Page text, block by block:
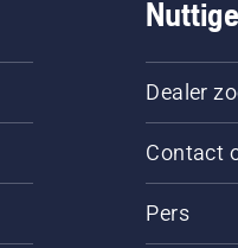
Dealer
Contact
Pers